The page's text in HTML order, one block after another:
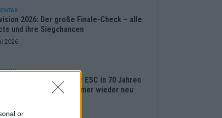
or
2026: Der große Finale-Check – alle
und ihre Siegchancen
2026
Lugano bis Wien: Wie der ESC in 70 Jahren
Abstimmungssystem immer wieder neu
2026